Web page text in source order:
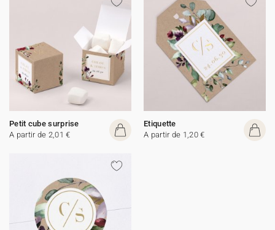
Petit cube surprise
A partir de 2,01 €
Etiquette
A partir de 1,20 €